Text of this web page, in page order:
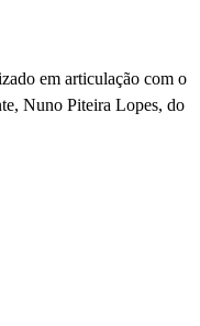
em articulação com o
Nuno Piteira Lopes, do